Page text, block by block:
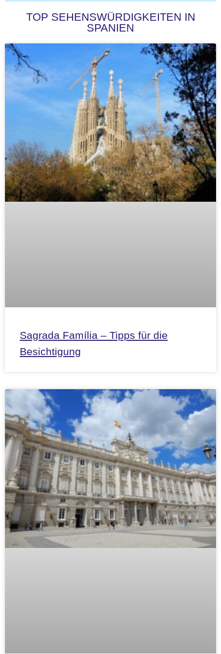
TOP SEHENSWÜRDIGKEITEN IN
SPANIEN
Sagrada Família – Tipps für die
Besichtigung